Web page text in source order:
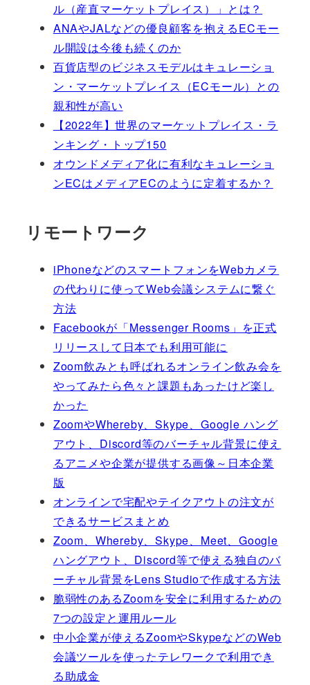
ル（産直マーケットプレイス）」とは？
ANAやJALなどの優良顧客を抱えるECモー
ル開設は今後も続くのか
百貨店型のビジネスモデルはキュレーショ
ン・マーケットプレイス（ECモール）との
親和性が高い
【2022年】世界のマーケットプレイス・ラ
ンキング・トップ150
オウンドメディア化に有利なキュレーショ
ンECはメディアECのように定着するか？
リモートワーク
iPhoneなどのスマートフォンをWebカメラ
の代わりに使ってWeb会議システムに繋ぐ
方法
Facebookが「Messenger Rooms」を正式
リリースして日本でも利用可能に
Zoom飲みとも呼ばれるオンライン飲み会を
やってみたら色々と課題もあったけど楽し
かった
ZoomやWhereby、Skype、Google ハング
アウト、Discord等のバーチャル背景に使え
るアニメや企業が提供する画像～日本企業
版
オンラインで宅配やテイクアウトの注文が
できるサービスまとめ
Zoom、Whereby、Skype、Meet、Google
ハングアウト、Discord等で使える独自のバ
ーチャル背景をLens Studioで作成する方法
脆弱性のあるZoomを安全に利用するための
7つの設定と運用ルール
中小企業が使えるZoomやSkypeなどのWeb
会議ツールを使ったテレワークで利用でき
る助成金